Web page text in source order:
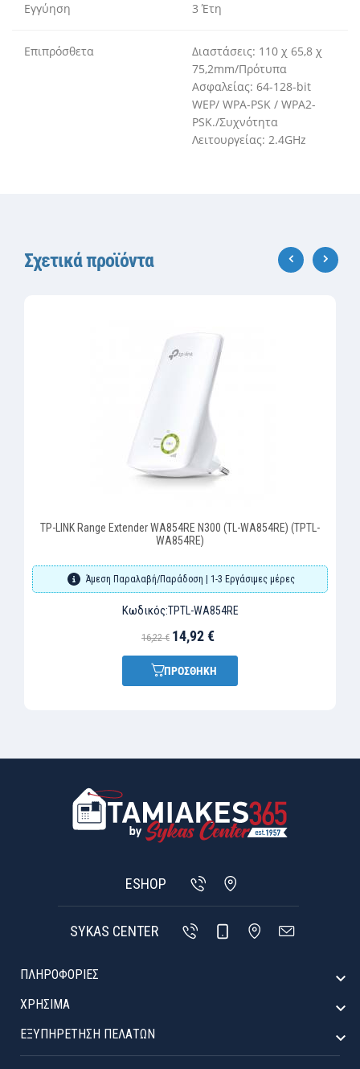
Εγγύηση 3 Έτη
Επιπρόσθετα
Διαστάσεις: 110 χ 65,8 χ
75,2mm/Πρότυπα
Ασφαλείας: 64-128-bit
WEP/ WPA-PSK / WPA2-
PSK./Συχνότητα
Λειτουργείας: 2.4GHz
Σχετικά προϊόντα
TP-LINK Range Extender WA854RE N300 (TL-WA854RE) (TPTL-
WA854RE)
Άμεση Παραλαβή/Παράδοση | 1-3 Εργάσιμες μέρες
Κωδικός:TPTL-WA854RE
16,22 € 14,92 €
ΠΡΟΣΘΗΚΗ
ESHOP
SYKAS CENTER
ΠΛΗΡΟΦΟΡΙΕΣ 
ΧΡΉΣΙΜΑ 
ΕΞΥΠΗΡΈΤΗΣΗ ΠΕΛΑΤΏΝ 